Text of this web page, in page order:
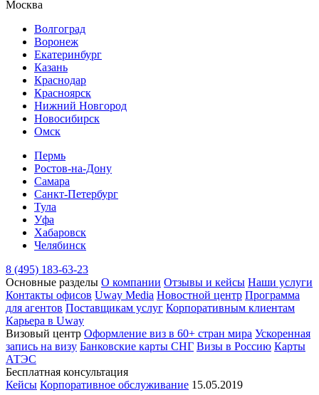
Москва
Волгоград
Воронеж
Екатеринбург
Казань
Краснодар
Красноярск
Нижний Новгород
Новосибирск
Омск
Пермь
Ростов-на-Дону
Самара
Санкт-Петербург
Тула
Уфа
Хабаровск
Челябинск
8 (495) 183-63-23
Основные разделы О компании Отзывы и кейсы Наши услуги
Контакты офисов Uway Media Новостной центр Программа
для агентов Поставщикам услуг Корпоративным клиентам
Карьера в Uway
Визовый центр Оформление виз в 60+ стран мира Ускоренная
запись на визу Банковские карты СНГ Визы в Россию Карты
АТЭС
Бесплатная консультация
Кейсы Корпоративное обслуживание 15.05.2019